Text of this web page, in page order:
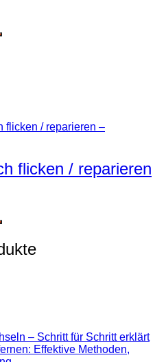
flicken / reparieren
– Schritt für Schritt erklärt
Effektive Methoden,